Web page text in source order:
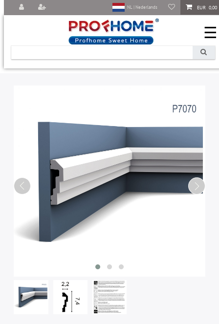
EUR 0,00
NL | Nederlands
☰